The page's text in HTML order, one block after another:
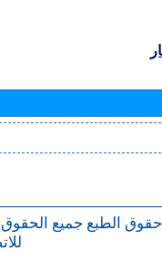
حقوق الطبع جميع